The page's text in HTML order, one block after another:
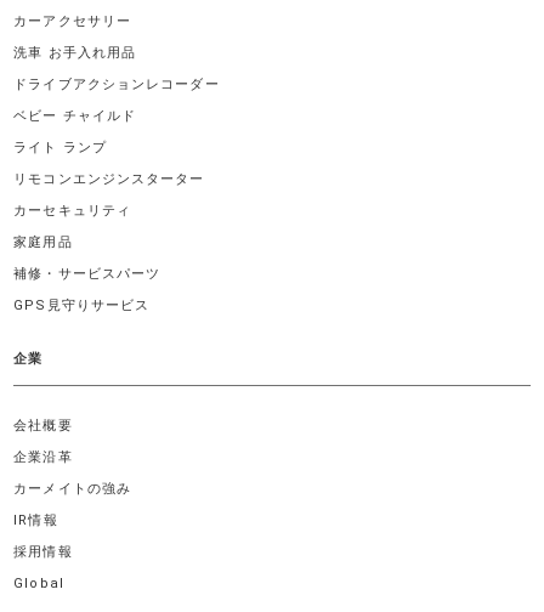
カーアクセサリー
洗車 お手入れ用品
ドライブアクションレコーダー
ベビー チャイルド
ライト ランプ
リモコンエンジンスターター
カーセキュリティ
家庭用品
補修・サービスパーツ
GPS見守りサービス
企業
会社概要
企業沿革
カーメイトの強み
IR情報
採用情報
Global